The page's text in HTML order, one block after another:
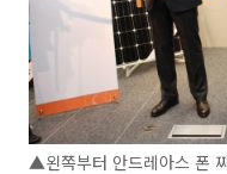
▲왼쪽부터 안드레아스 폰